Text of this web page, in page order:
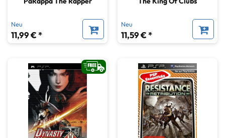
Neu
11,99 € *
Neu
11,59 € *